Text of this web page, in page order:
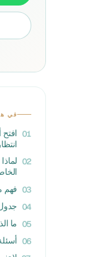
في
01
02
03 فهم
04
05 ما
06